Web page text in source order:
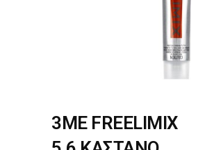
3ME FREELIMIX